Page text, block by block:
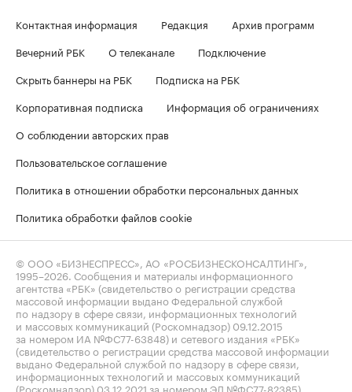
Контактная информация Редакция
Архив программ
Вечерний РБК
О телеканале
Подключение
Скрыть баннеры на РБК
Подписка на РБК
Корпоративная подписка
Информация об ограничениях
О соблюдении авторских прав
Пользовательское соглашение
Политика в отношении обработки персональных данных
Политика обработки файлов cookie
© ООО «БИЗНЕСПРЕСС», АО «РОСБИЗНЕСКОНСАЛТИНГ»,
1995–2026 . Сообщения и материалы информационного
агентства «РБК» (свидетельство о регистрации средства
массовой информации выдано Федеральной службой
по надзору в сфере связи, информационных технологий
и массовых коммуникаций (Роскомнадзор) 09.12.2015
за номером ИА №ФС77-63848) и сетевого издания «РБК»
(свидетельство о регистрации средства массовой информации
выдано Федеральной службой по надзору в сфере связи,
информационных технологий и массовых коммуникаций
(Роскомнадзор) 03.12.2021 за номером ЭЛ №ФС77-82385)